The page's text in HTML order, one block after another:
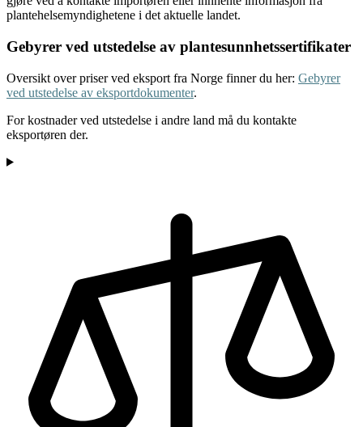
plantehelsemyndighetene i det aktuelle landet.
Gebyrer ved utstedelse av plantesunnhetssertifikater
Oversikt over priser ved eksport fra Norge finner du her: Gebyrer
ved utstedelse av eksportdokumenter.
For kostnader ved utstedelse i andre land må du kontakte
eksportøren der.